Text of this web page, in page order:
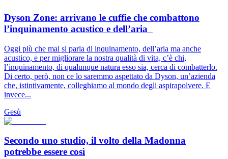
Dyson Zone: arrivano le cuffie che combattono
l’inquinamento acustico e dell’aria
Oggi più che mai si parla di inquinamento, dell’aria ma anche
acustico, e per migliorare la nostra qualità di vita, c’è chi,
l’inquinamento, di qualunque natura esso sia, cerca di combatterlo.
Di certo, però, non ce lo saremmo aspettato da Dyson, un’azienda
che, istintivamente, colleghiamo al mondo degli aspirapolvere. E
invece...
Gesù
Secondo uno studio, il volto della Madonna
potrebbe essere così